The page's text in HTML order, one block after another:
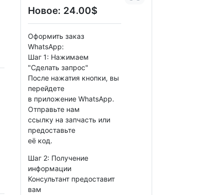
Новое: 24.00$
Оформить заказ
WhatsApp:
Шаг 1: Нажимаем
"Сделать запрос"
После нажатия кнопки, вы
перейдете
в приложение WhatsApp.
Отправьте нам
ссылку на запчасть или
предоставьте
её код.
Шаг 2: Получение
информации
Консультант предоставит
вам